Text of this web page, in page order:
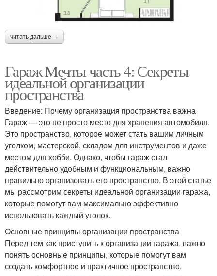
читать дальше →
Гараж Мечты часть 4: Секреты
идеальной организации
пространства
Введение: Почему организация пространства важна
Гараж — это не просто место для хранения автомобиля.
Это пространство, которое может стать вашим личным
уголком, мастерской, складом для инструментов и даже
местом для хобби. Однако, чтобы гараж стал
действительно удобным и функциональным, важно
правильно организовать его пространство. В этой статье
мы рассмотрим секреты идеальной организации гаража,
которые помогут вам максимально эффективно
использовать каждый уголок.
Основные принципы организации пространства
Перед тем как приступить к организации гаража, важно
понять основные принципы, которые помогут вам
создать комфортное и практичное пространство.